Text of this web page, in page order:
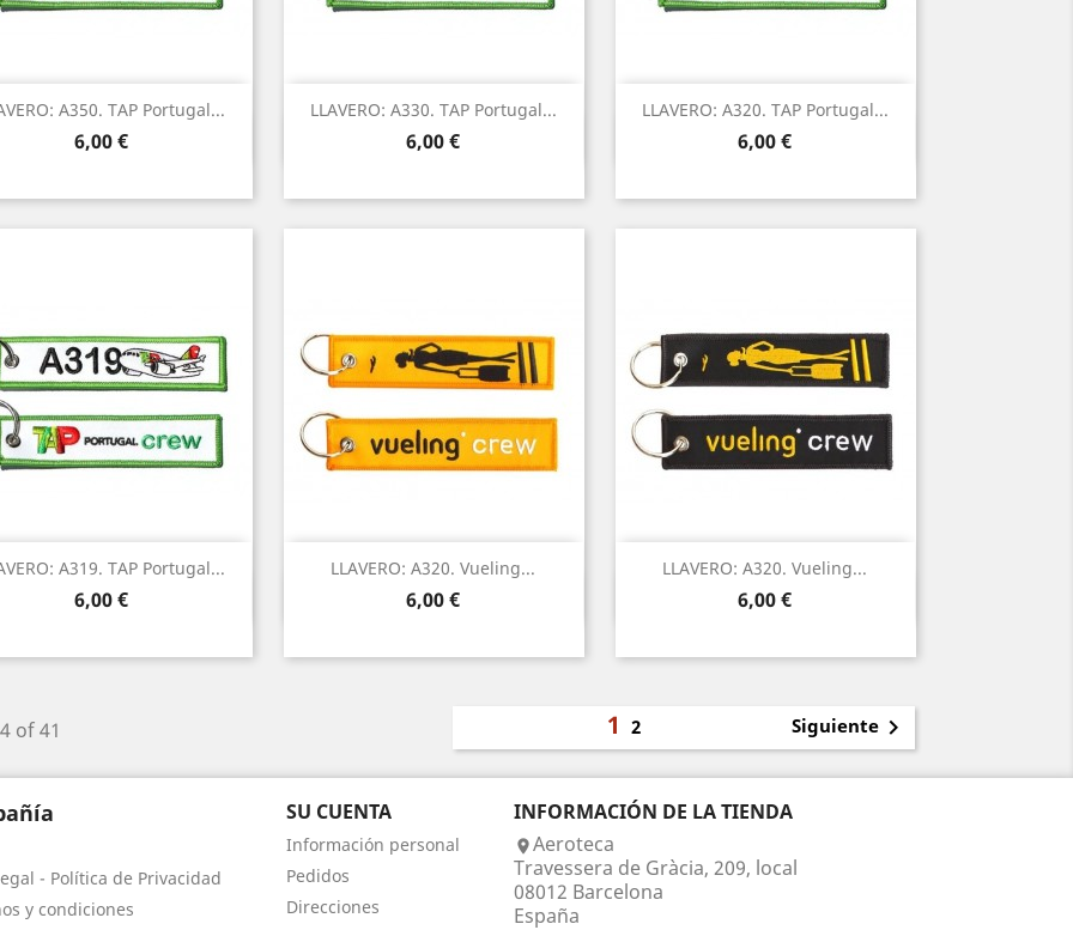
A350. TAP Portugal...
Precio
6,00 €
Vista rápida
LLAVERO: A330. TAP Portugal...
Precio
6,00 €
Vista rápida
LLAVERO: A320. TAP Portugal...
Precio
6,00 €
Vista rápida
A319. TAP Portugal...
Precio
6,00 €
Vista rápida
LLAVERO: A320. Vueling...
Precio
6,00 €
Vista rápida
LLAVERO: A320. Vueling...
Precio
6,00 €
Vista rápida
of 41 12 Siguiente
- Política de Privacidad
y condiciones
SU CUENTA
Información personal
Pedidos
Direcciones
INFORMACIÓN DE LA TIENDA
Aeroteca
Travessera de Gràcia, 209, local
08012 Barcelona
España